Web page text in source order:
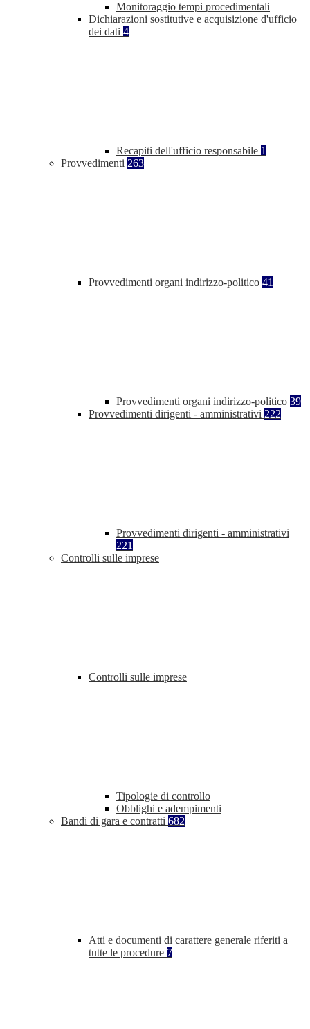
Monitoraggio tempi procedimentali
Dichiarazioni sostitutive e acquisizione d'ufficio
dei dati 4
Recapiti dell'ufficio responsabile 1
Provvedimenti 263
Provvedimenti organi indirizzo-politico 41
Provvedimenti organi indirizzo-politico 39
Provvedimenti dirigenti - amministrativi 222
Provvedimenti dirigenti - amministrativi
221
Controlli sulle imprese
Controlli sulle imprese
Tipologie di controllo
Obblighi e adempimenti
Bandi di gara e contratti 682
Atti e documenti di carattere generale riferiti a
tutte le procedure 7